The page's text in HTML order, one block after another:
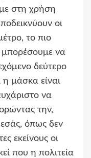
στη χρήση
οι
το πιο
μπορέσουμε να
δεύτερο
μάσκα είναι
να
την,
εσάς, όπως δεν
εκείνους οι
που η πολιτεία